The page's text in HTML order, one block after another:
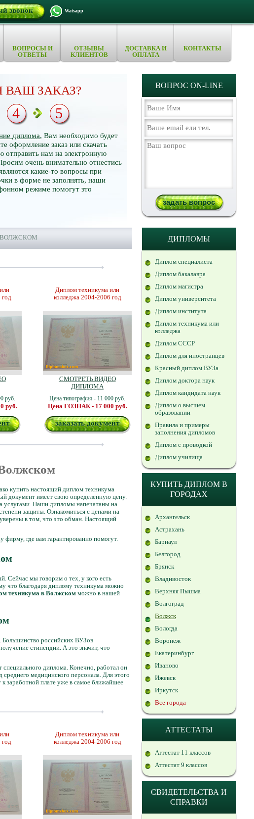
звонок Watsapp
ВОПРОСЫ И
ОТВЕТЫ
ОТЗЫВЫ
КЛИЕНТОВ
ДОСТАВКА И
ОПЛАТА
КОНТАКТЫ
ЗАКАЗ?
диплома, Вам необходимо будет
оформление заказ или скачать
отправить нам на электронную
очень внимательно отнестись
какие-то вопросы при
в форме не заполнять, наши
режиме помогут это
4 5
ВОПРОС ON-LINE
год
руб.
руб.
Диплом техникума или
колледжа 2004-2006 год
СМОТРЕТЬ ВИДЕО
ДИПЛОМА
Цена типография - 11 000 руб.
Цена ГОЗНАК - 17 000 руб.
заказать документ
купить настоящий диплом техникума
документ имеет свою определенную цену.
услугами. Наши дипломы напечатаны на
защиты. Ознакомиться с ценами на
в том, что это обман. Настоящий
фирму, где вам гарантированно помогут.
Сейчас мы говорим о тех, у кого есть
что благодаря диплому техникума можно
техникума в Волжском можно в нашей
Большинство российских ВУЗов
стипендии. А это значит, что
диплома. Конечно, работал он
медицинского персонала. Для этого
заработной плате уже в самое ближайшее
год
Диплом техникума или
колледжа 2004-2006 год
ДИПЛОМЫ
Диплом специалиста
Диплом бакалавра
Диплом магистра
Диплом университета
Диплом института
Диплом техникума или
колледжа
Диплом СССР
Диплом для иностранцев
Красный диплом ВУЗа
Диплом доктора наук
Диплом кандидата наук
Диплом о высшем
образовании
Правила и примеры
заполнения дипломов
Диплом с проводкой
Диплом училища
КУПИТЬ ДИПЛОМ В
ГОРОДАХ
Архангельск
Астрахань
Барнаул
Белгород
Брянск
Владивосток
Верхняя Пышма
Волгоград
Волжск
Вологда
Воронеж
Екатеринбург
Иваново
Ижевск
Иркутск
Все города
АТТЕСТАТЫ
Аттестат 11 классов
Аттестат 9 классов
СВИДЕТЕЛЬСТВА И
СПРАВКИ